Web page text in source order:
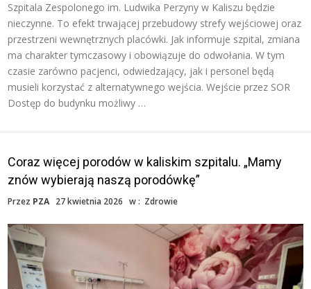
Szpitala Zespolonego im. Ludwika Perzyny w Kaliszu będzie
nieczynne. To efekt trwającej przebudowy strefy wejściowej oraz
przestrzeni wewnętrznych placówki. Jak informuje szpital, zmiana
ma charakter tymczasowy i obowiązuje do odwołania. W tym
czasie zarówno pacjenci, odwiedzający, jak i personel będą
musieli korzystać z alternatywnego wejścia. Wejście przez SOR
Dostęp do budynku możliwy …
Coraz więcej porodów w kaliskim szpitalu. „Mamy
znów wybierają naszą porodówkę”
Przez PZA 27 kwietnia 2026 w : Zdrowie